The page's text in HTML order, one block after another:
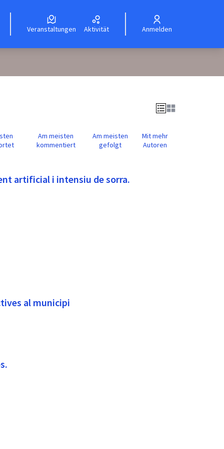
Veranstaltungen Aktivität Anmelden
Am meisten
kommentiert
Am meisten
gefolgt
Mit mehr
Autoren
artificial i intensiu de sorra.
al municipi